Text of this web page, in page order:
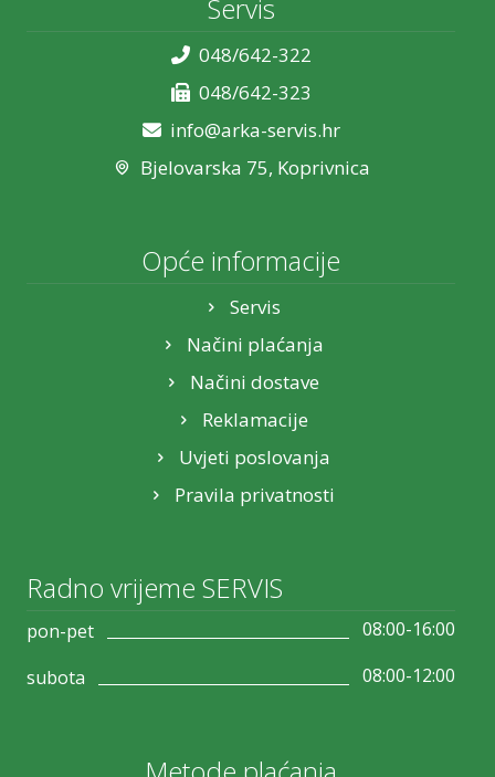
Servis
048/642-322
048/642-323
info@arka-servis.hr
Bjelovarska 75, Koprivnica
Opće informacije
Servis
Načini plaćanja
Načini dostave
Reklamacije
Uvjeti poslovanja
Pravila privatnosti
Radno vrijeme SERVIS
pon-pet
08:00-16:00
subota
08:00-12:00